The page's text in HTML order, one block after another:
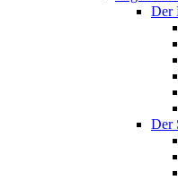
Der
Der